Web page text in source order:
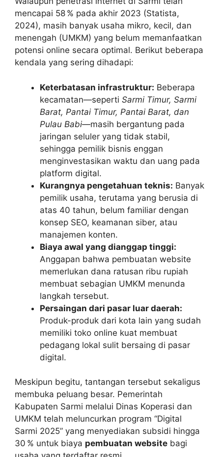
mencapai 58 % pada akhir 2023 (Statista,
2024), masih banyak usaha mikro, kecil, dan
menengah (UMKM) yang belum memanfaatkan
potensi online secara optimal. Berikut beberapa
kendala yang sering dihadapi:
Keterbatasan infrastruktur: Beberapa
kecamatan—seperti Sarmi Timur, Sarmi
Barat, Pantai Timur, Pantai Barat, dan
Pulau Babi—masih bergantung pada
jaringan seluler yang tidak stabil,
sehingga pemilik bisnis enggan
menginvestasikan waktu dan uang pada
platform digital.
Kurangnya pengetahuan teknis: Banyak
pemilik usaha, terutama yang berusia di
atas 40 tahun, belum familiar dengan
konsep SEO, keamanan siber, atau
manajemen konten.
Biaya awal yang dianggap tinggi:
Anggapan bahwa pembuatan website
memerlukan dana ratusan ribu rupiah
membuat sebagian UMKM menunda
langkah tersebut.
Persaingan dari pasar luar daerah:
Produk-produk dari kota lain yang sudah
memiliki toko online kuat membuat
pedagang lokal sulit bersaing di pasar
digital.
Meskipun begitu, tantangan tersebut sekaligus
membuka peluang besar. Pemerintah
Kabupaten Sarmi melalui Dinas Koperasi dan
UMKM telah meluncurkan program “Digital
Sarmi 2025” yang menyediakan subsidi hingga
30 % untuk biaya pembuatan website bagi